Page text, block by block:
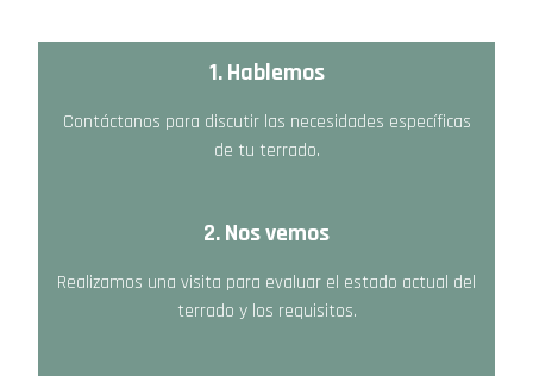
1. Hablemos
Contáctanos para discutir las necesidades específicas
de tu terrado.
2. Nos vemos
Realizamos una visita para evaluar el estado actual del
terrado y los requisitos.